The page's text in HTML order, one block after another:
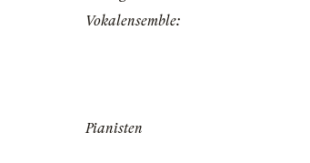
Vokalensemble:
Pianisten